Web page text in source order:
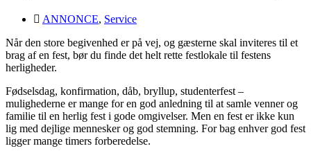
ANNONCE, Service
Når den store begivenhed er på vej, og gæsterne skal inviteres til et
brag af en fest, bør du finde det helt rette festlokale til festens
herligheder.
Fødselsdag, konfirmation, dåb, bryllup, studenterfest –
mulighederne er mange for en god anledning til at samle venner og
familie til en herlig fest i gode omgivelser. Men en fest er ikke kun
lig med dejlige mennesker og god stemning. For bag enhver god fest
ligger mange timers forberedelse.